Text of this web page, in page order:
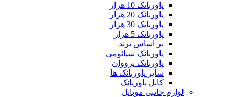
پاوربانک 10 هزار
پاوربانک 20 هزار
پاوربانک 30 هزار
پاوربانک 5 هزار
بر اساس برند
پاوربانک شیائومی
پاوربانک پرووان
سایر پاوربانک ها
کابل پاوربانک
لوازم جانبی موبایل